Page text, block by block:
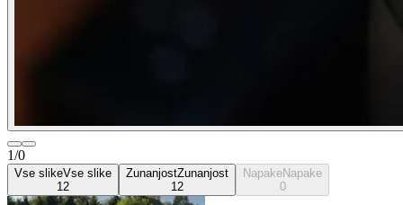
1/0
Vse slikeVse slike
12
ZunanjostZunanjost
12
NapakeNapake
0